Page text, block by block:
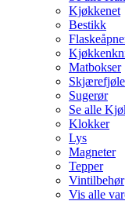
Kjøkkenet
Bestikk
Matbokser
Sugerør
Se alle
Klokker
Lys
Magneter
Tepper
Vintilbehør
Vis alle